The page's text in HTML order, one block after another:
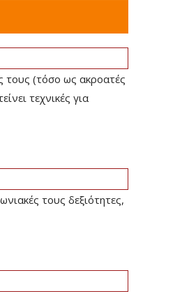
τους (τόσο ως ακροατές
τεχνικές για
τους δεξιότητες,